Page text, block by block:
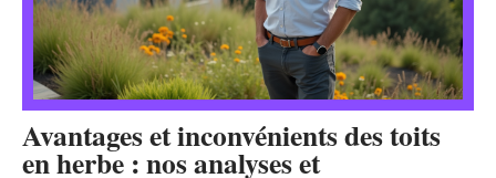
Avantages et inconvénients des toits
en herbe : nos analyses et